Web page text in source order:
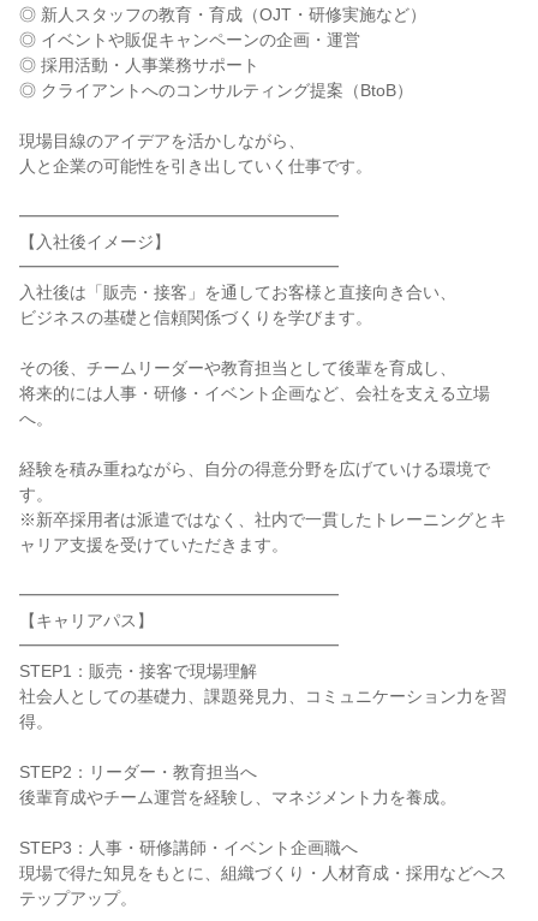
◎ 新人スタッフの教育・育成（OJT・研修実施など）
◎ イベントや販促キャンペーンの企画・運営
◎ 採用活動・人事業務サポート
◎ クライアントへのコンサルティング提案（BtoB）
現場目線のアイデアを活かしながら、
人と企業の可能性を引き出していく仕事です。
━━━━━━━━━━━━━━━━━━━
【入社後イメージ】
━━━━━━━━━━━━━━━━━━━
入社後は「販売・接客」を通してお客様と直接向き合い、
ビジネスの基礎と信頼関係づくりを学びます。
その後、チームリーダーや教育担当として後輩を育成し、
将来的には人事・研修・イベント企画など、会社を支える立場
へ。
経験を積み重ねながら、自分の得意分野を広げていける環境で
す。
※新卒採用者は派遣ではなく、社内で一貫したトレーニングとキ
ャリア支援を受けていただきます。
━━━━━━━━━━━━━━━━━━━
【キャリアパス】
━━━━━━━━━━━━━━━━━━━
STEP1：販売・接客で現場理解
社会人としての基礎力、課題発見力、コミュニケーション力を習
得。
STEP2：リーダー・教育担当へ
後輩育成やチーム運営を経験し、マネジメント力を養成。
STEP3：人事・研修講師・イベント企画職へ
現場で得た知見をもとに、組織づくり・人材育成・採用などへス
テップアップ。